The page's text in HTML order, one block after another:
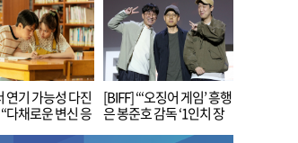
연기 가능성 다진
다채로운 변신 응
[BIFF] “‘오징어 게임’ 흥행
은 봉준호 감독 ‘1인치 장